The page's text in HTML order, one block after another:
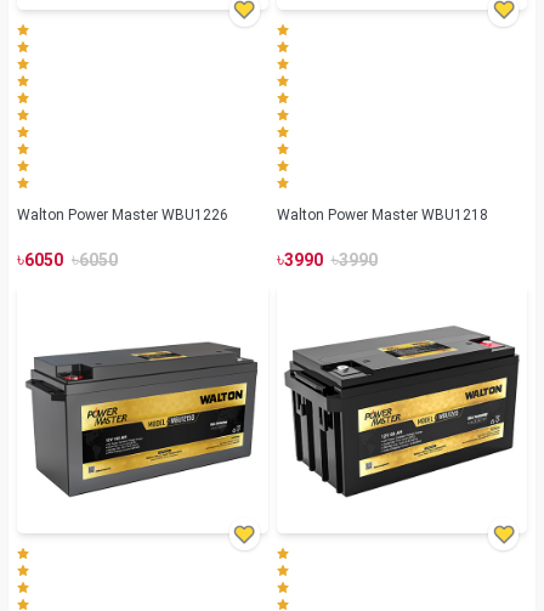
Walton Power Master WBU1226
৳6050 ৳6050
Walton Power Master WBU1218
৳3990 ৳3990